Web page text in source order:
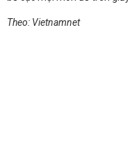
Theo: Vietnamnet